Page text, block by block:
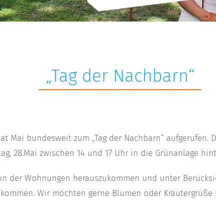
„Tag der Nachbarn“
Mai bundesweit zum „Tag der Nachbarn“
28.Mai zwischen 14 und 17 Uhr in die Grünanlage
der Wohnungen herauszukommen und unter
Wir möchten gerne Blumen oder